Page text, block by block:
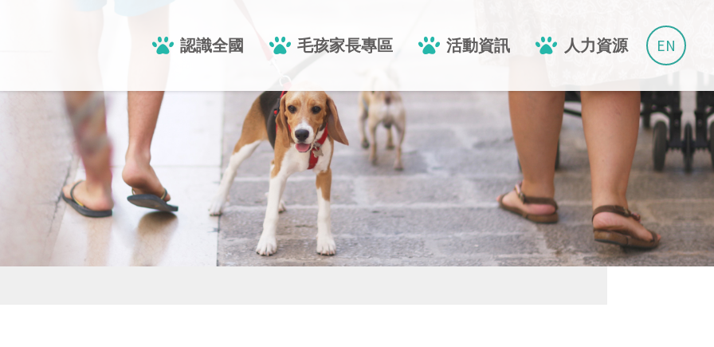
認識全國 毛孩家長專區 活動資訊 人力資源 EN